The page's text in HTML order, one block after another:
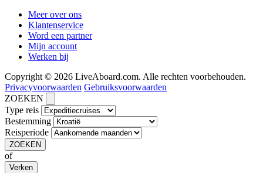
Meer over ons
Klantenservice
Word een partner
Mijn account
Werken bij
Copyright © 2026 LiveAboard.com. Alle rechten voorbehouden.
Privacyvoorwaarden Gebruiksvoorwaarden
ZOEKEN
Type reis
Bestemming
Reisperiode
ZOEKEN
of
Verken